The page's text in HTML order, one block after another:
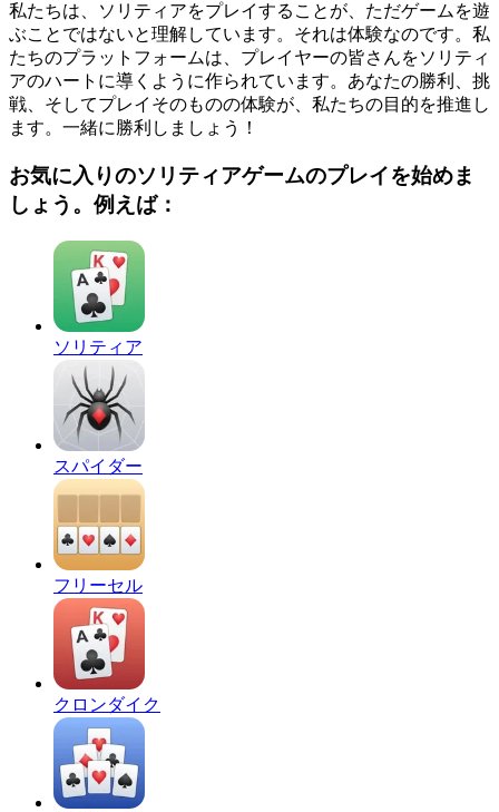
私たちは、ソリティアをプレイすることが、ただゲームを遊
ぶことではないと理解しています。それは体験なのです。私
たちのプラットフォームは、プレイヤーの皆さんをソリティ
アのハートに導くように作られています。あなたの勝利、挑
戦、そしてプレイそのものの体験が、私たちの目的を推進し
ます。一緒に勝利しましょう！
お気に入りのソリティアゲームのプレイを始めま
しょう。例えば：
ソリティア
スパイダー
フリーセル
クロンダイク